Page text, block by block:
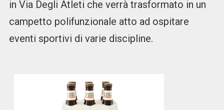
in Via Degli Atleti che verrà trasformato in un
campetto polifunzionale atto ad ospitare
eventi sportivi di varie discipline.